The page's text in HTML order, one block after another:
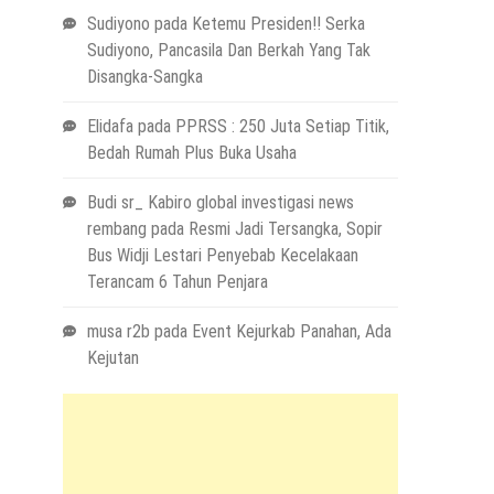
Sudiyono pada Ketemu Presiden!! Serka
Sudiyono, Pancasila Dan Berkah Yang Tak
Disangka-Sangka
Elidafa pada PPRSS : 250 Juta Setiap Titik,
Bedah Rumah Plus Buka Usaha
Budi sr_ Kabiro global investigasi news
rembang pada Resmi Jadi Tersangka, Sopir
Bus Widji Lestari Penyebab Kecelakaan
Terancam 6 Tahun Penjara
musa r2b pada Event Kejurkab Panahan, Ada
Kejutan